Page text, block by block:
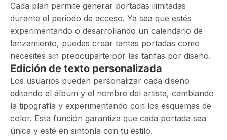
Cada plan permite generar portadas ilimitadas
durante el periodo de acceso. Ya sea que estés
experimentando o desarrollando un calendario de
lanzamiento, puedes crear tantas portadas como
necesites sin preocuparte por las tarifas por diseño.
Edición de texto personalizada
Los usuarios pueden personalizar cada diseño
editando el álbum y el nombre del artista, cambiando
la tipografía y experimentando con los esquemas de
color. Esta función garantiza que cada portada sea
única y esté en sintonía con tu estilo.